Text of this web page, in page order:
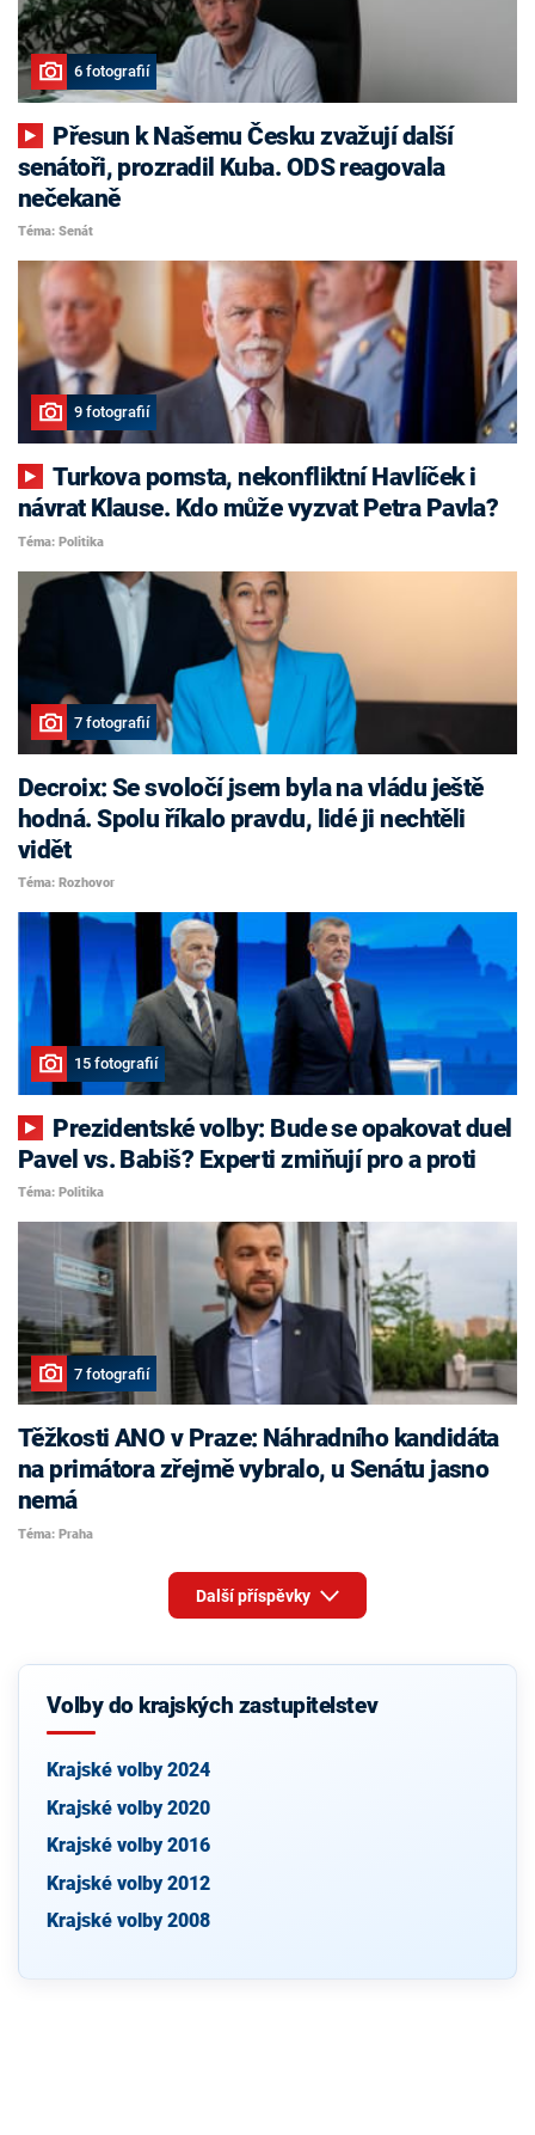
6 fotografií
senátoři, prozradil Kuba. ODS reagovala
nečekaně
Téma: Senát
9 fotografií
Turkova pomsta, nekonfliktní Havlíček i
návrat Klause. Kdo může vyzvat Petra Pavla?
Téma: Politika
7 fotografií
Decroix: Se svoločí jsem byla na vládu ještě
hodná. Spolu říkalo pravdu, lidé ji nechtěli
vidět
Téma: Rozhovor
15 fotografií
Pavel vs. Babiš? Experti zmiňují pro a proti
Téma: Politika
7 fotografií
Těžkosti ANO v Praze: Náhradního kandidáta
na primátora zřejmě vybralo, u Senátu jasno
nemá
Téma: Praha
Další příspěvky
Volby do krajských zastupitelstev
Krajské volby 2024
Krajské volby 2020
Krajské volby 2016
Krajské volby 2012
Krajské volby 2008